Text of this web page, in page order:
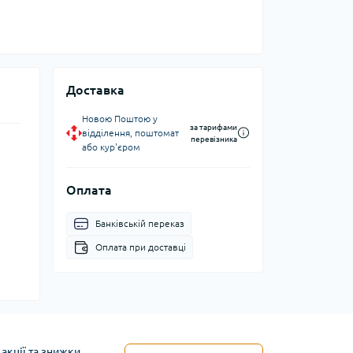
Доставка
Новою Поштою у
відділення, поштомат
або кур'єром
за тарифами
перевізника
Оплата
Банківській переказ
Оплата при доставці